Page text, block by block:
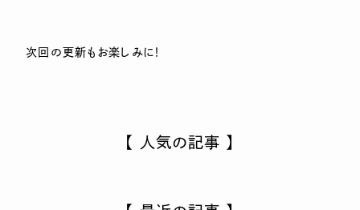
次回の更新もお楽しみに！
【 人気の記事 】